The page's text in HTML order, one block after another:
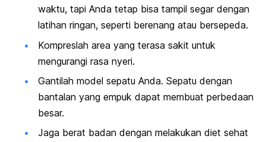
waktu, tapi Anda tetap bisa tampil segar dengan
latihan ringan, seperti berenang atau bersepeda.
Kompreslah area yang terasa sakit untuk
mengurangi rasa nyeri.
Gantilah model sepatu Anda. Sepatu dengan
bantalan yang empuk dapat membuat perbedaan
besar.
Jaga berat badan dengan melakukan diet sehat